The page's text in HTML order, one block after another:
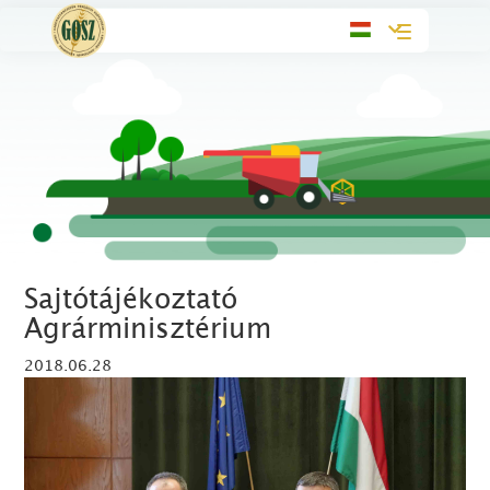
Toggle
Sajtótájékoztató
Agrárminisztérium
2018.06.28